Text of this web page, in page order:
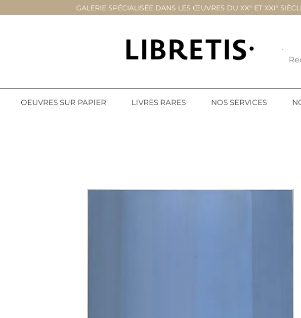
GALERIE SPÉCIALISÉE DANS LES ŒUVRES DU XX° ET XXI°
OEUVRES SUR PAPIER LIVRES RARES NOS SERVICES